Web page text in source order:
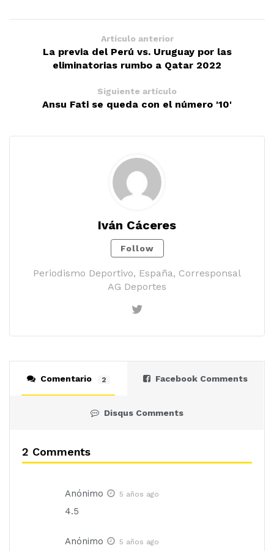
Artículo anterior
La previa del Perú vs. Uruguay por las
eliminatorias rumbo a Qatar 2022
Siguiente artículo
Ansu Fati se queda con el número '10'
Iván Cáceres
Follow
Periodismo Deportivo, España, Corresponsal
AG Deportes
Comentario 2 Facebook Comments
Disqus Comments
2 Comments
Anónimo 5 años ago
4.5
Anónimo 5 años ago